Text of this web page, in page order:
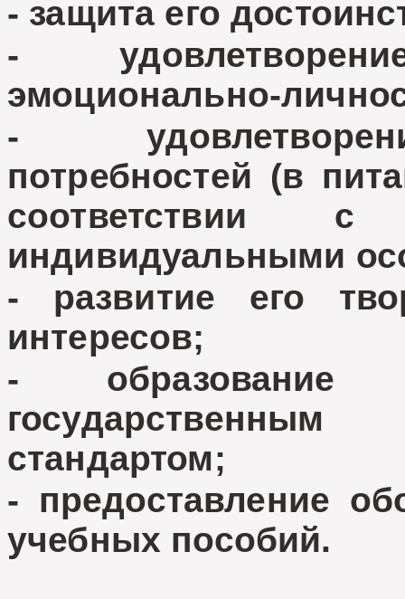
- защита его
-
эмоционально-
-
потребностей (в
соответствии
индивидуальными
- развитие его
интересов;
-
стандартом;
- предоставление
учебных пособий.